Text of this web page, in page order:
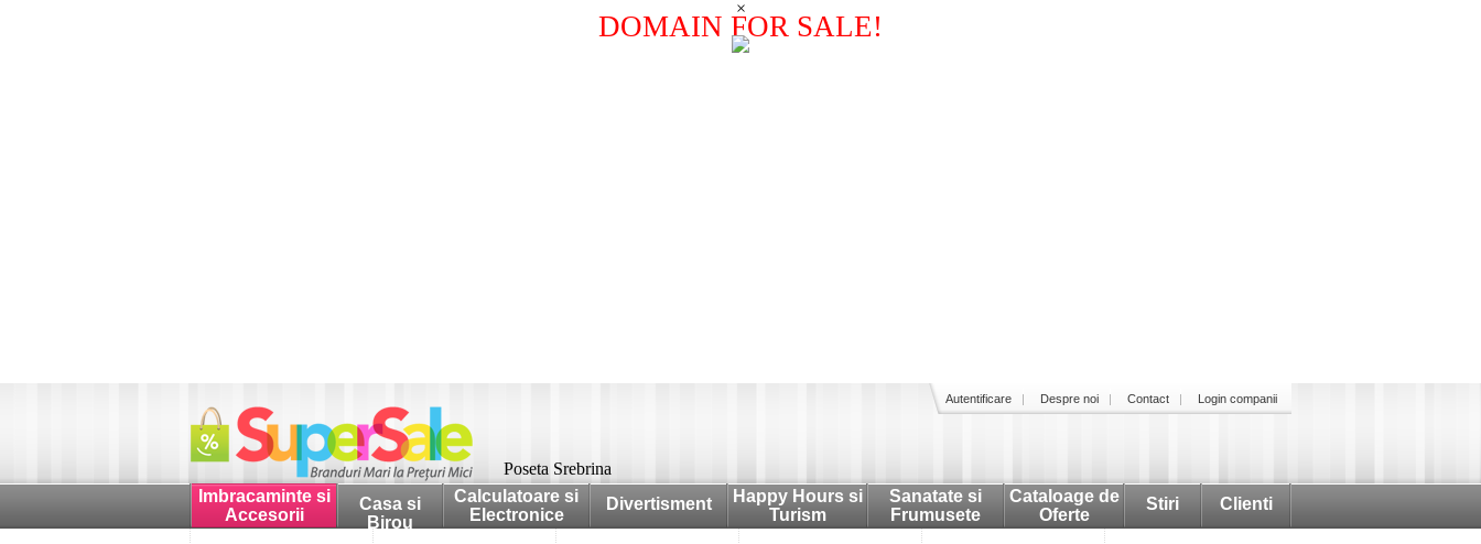
×
DOMAIN FOR SALE!
Poseta Srebrina
Autentificare Despre noi Contact Login companii
Imbracaminte si
Accesorii
Casa si
Birou
Calculatoare si
Electronice
Divertisment
Happy Hours si
Turism
Sanatate si
Frumusete
Cataloage de
Oferte
Stiri Clienti